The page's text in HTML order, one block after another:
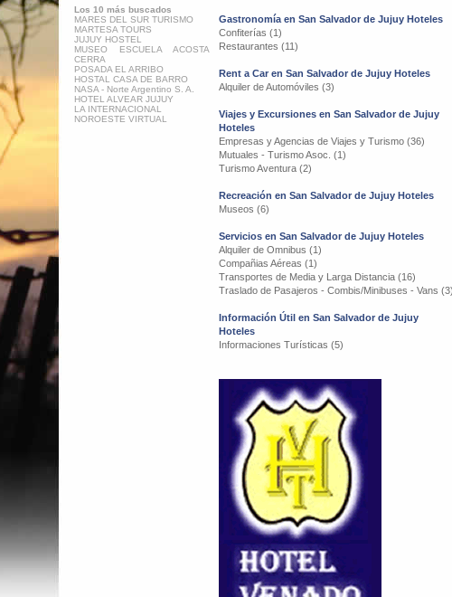
Los 10 más buscados
MARES DEL SUR TURISMO
MARTESA TOURS
JUJUY HOSTEL
MUSEO ESCUELA ACOSTA
CERRA
POSADA EL ARRIBO
HOSTAL CASA DE BARRO
NASA - Norte Argentino S. A.
HOTEL ALVEAR JUJUY
LA INTERNACIONAL
NOROESTE VIRTUAL
Gastronomía en San Salvador de Jujuy Hoteles
Confiterías (1)
Restaurantes (11)
Rent a Car en San Salvador de Jujuy Hoteles
Alquiler de Automóviles (3)
Viajes y Excursiones en San Salvador de Jujuy
Hoteles
Empresas y Agencias de Viajes y Turismo (36)
Mutuales - Turismo Asoc. (1)
Turismo Aventura (2)
Recreación en San Salvador de Jujuy Hoteles
Museos (6)
Servicios en San Salvador de Jujuy Hoteles
Alquiler de Omnibus (1)
Compañias Aéreas (1)
Transportes de Media y Larga Distancia (16)
Traslado de Pasajeros - Combis/Minibuses - Vans (3)
Información Útil en San Salvador de Jujuy
Hoteles
Informaciones Turísticas (5)